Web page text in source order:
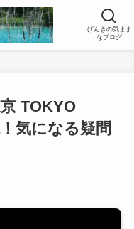
げんきの気まま
なブログ
TOKYO
気になる疑問